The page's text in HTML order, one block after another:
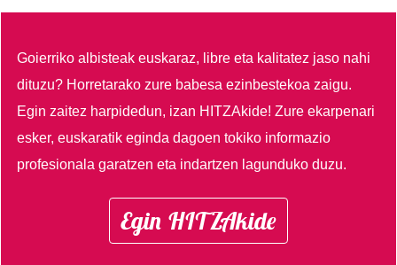
Goierriko albisteak euskaraz, libre eta kalitatez jaso nahi
dituzu? Horretarako zure babesa ezinbestekoa zaigu.
Egin zaitez harpidedun, izan HITZAkide!Zure ekarpenari
esker, euskaratik eginda dagoen tokiko informazio
profesionala garatzen eta indartzen lagunduko duzu.
Egin HITZAkide